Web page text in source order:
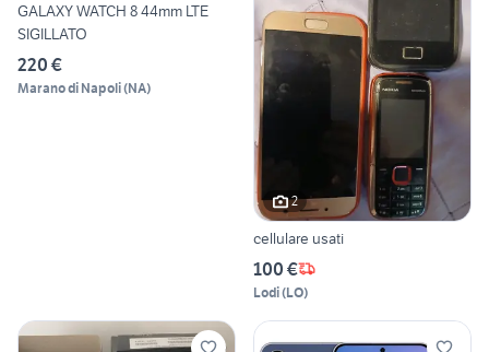
GALAXY WATCH 8 44mm LTE
SIGILLATO
220 €
Marano di Napoli(NA)
2
cellulare usati
100 €
Lodi(LO)